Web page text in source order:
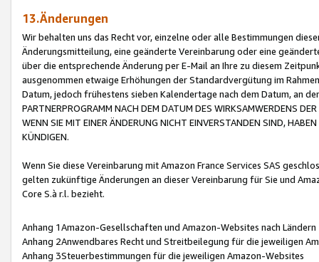
13.Änderungen
Wir behalten uns das Recht vor, einzelne oder alle Bestimmungen
Änderungsmitteilung, eine geänderte Vereinbarung oder eine
über die entsprechende Änderung per E-Mail an Ihre zu diesem
ausgenommen etwaige Erhöhungen der Standardvergütung im
Datum, jedoch frühestens sieben Kalendertage nach dem Datum, an
PARTNERPROGRAMM NACH DEM DATUM DES WIRKSAMWERDENS
WENN SIE MIT EINER ÄNDERUNG NICHT EINVERSTANDEN SIND,
KÜNDIGEN.
Wenn Sie diese Vereinbarung mit Amazon France Services SAS
gelten zukünftige Änderungen an dieser Vereinbarung für Sie und
Core S.à r.l. bezieht.
Anhang 1Amazon-Gesellschaften und Amazon-Websites nach Ländern
Anhang 2Anwendbares Recht und Streitbeilegung für die jeweiligen
Anhang 3Steuerbestimmungen für die jeweiligen Amazon-Websites